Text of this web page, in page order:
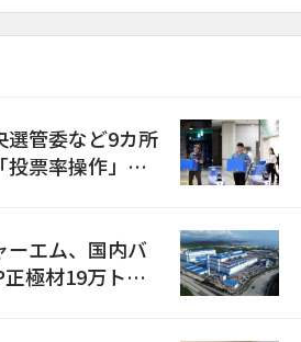
選管委など9カ所
票率操作」の
ーエム、国内バ
極材19万トン